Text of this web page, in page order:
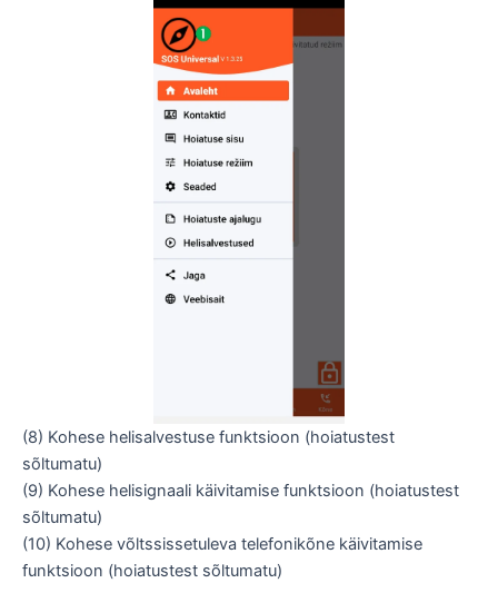
(8) Kohese helisalvestuse funktsioon (hoiatustest
sõltumatu)
(9) Kohese helisignaali käivitamise funktsioon (hoiatustest
sõltumatu)
(10) Kohese võltssissetuleva telefonikõne käivitamise
funktsioon (hoiatustest sõltumatu)